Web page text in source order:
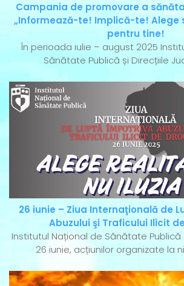
Campania de promovare a
„Informează-te! Implică-te! Alege
pentru tine!
În perioada iulie – august 2025
Sănătate Publică și Direcțiile
26 iunie – Ziua Internaţională de
Abuzului şi Traficului Ilicit
Institutul Național de Sănătate
26 iunie, acțiunilor organizate la